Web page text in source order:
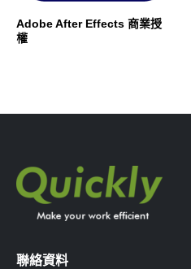
Adobe After Effects 商業授
權
聯絡資料